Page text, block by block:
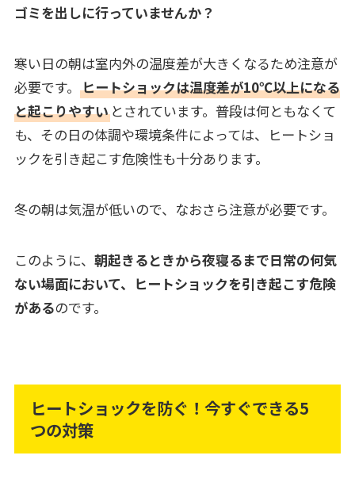
ゴミを出しに行っていませんか？
寒い日の朝は室内外の温度差が大きくなるため注意が
必要です。 ヒートショックは温度差が10℃以上になる
と起こりやすいとされています。普段は何ともなくて
も、その日の体調や環境条件によっては、ヒートショ
ックを引き起こす危険性も十分あります。
冬の朝は気温が低いので、なおさら注意が必要です。
このように、 朝起きるときから夜寝るまで日常の何気
ない場面において、ヒートショックを引き起こす危険
があるのです。
ヒートショックを防ぐ！今すぐできる5
つの対策